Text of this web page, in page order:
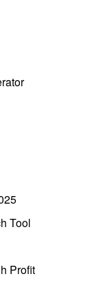
Tool
Profit